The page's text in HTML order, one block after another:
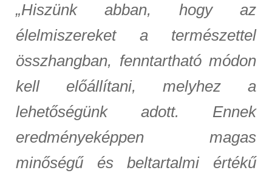
„Hiszünk abban, hogy az
élelmiszereket a természettel
összhangban, fenntartható módon
kell előállítani, melyhez a
lehetőségünk adott. Ennek
eredményeképpen magas
minőségű és beltartalmi értékű